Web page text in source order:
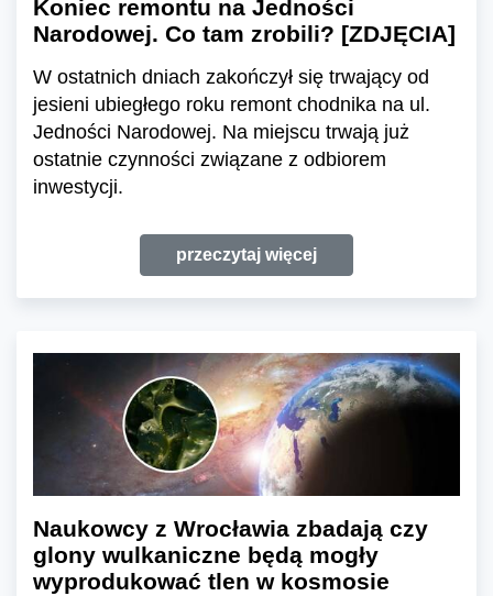
Koniec remontu na Jedności
Narodowej. Co tam zrobili? [ZDJĘCIA]
W ostatnich dniach zakończył się trwający od
jesieni ubiegłego roku remont chodnika na ul.
Jedności Narodowej. Na miejscu trwają już
ostatnie czynności związane z odbiorem
inwestycji.
przeczytaj więcej
Naukowcy z Wrocławia zbadają czy
glony wulkaniczne będą mogły
wyprodukować tlen w kosmosie